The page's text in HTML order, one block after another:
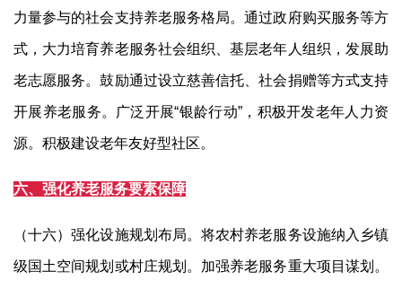
力量参与的社会支持养老服务格局。通过政府购买服务等方
式，大力培育养老服务社会组织、基层老年人组织，发展助
老志愿服务。鼓励通过设立慈善信托、社会捐赠等方式支持
开展养老服务。广泛开展“银龄行动”，积极开发老年人力资
源。积极建设老年友好型社区。
六、强化养老服务要素保障
（十六）强化设施规划布局。将农村养老服务设施纳入乡镇
级国土空间规划或村庄规划。加强养老服务重大项目谋划。